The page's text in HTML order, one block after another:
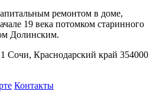
ремонтом в доме,
19 века потомком старинного
Долинским.
Сочи, Краснодарский край 354000
Контакты